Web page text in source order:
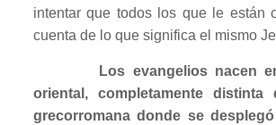
intentar que todos los que le están
cuenta de lo que significa el mismo
Los evangelios nacen
oriental, completamente
grecorromana donde se